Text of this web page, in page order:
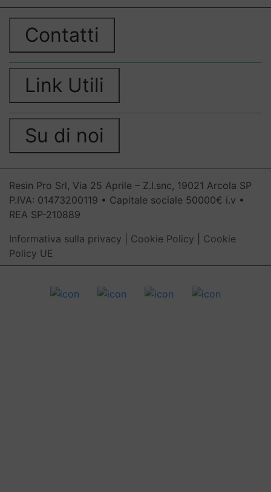
Contatti
Link Utili
Su di noi
Resin Pro Srl, Via 25 Aprile – Z.I.snc, 19021 Arcola SP
P.IVA: 01473200119 • Capitale sociale 50000€ i.v •
REA SP-210889
Informativa sulla privacy
Cookie Policy
Cookie
Policy UE